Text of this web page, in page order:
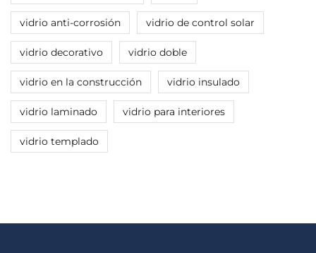
vidrio anti-corrosión vidrio de control solar
vidrio decorativo vidrio doble
vidrio en la construcción vidrio insulado
vidrio laminado vidrio para interiores
vidrio templado